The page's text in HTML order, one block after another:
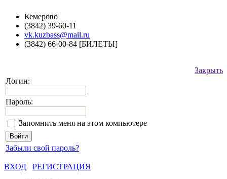
Кемерово
(3842) 39-60-11
vk.kuzbass@mail.ru
(3842) 66-00-84 [БИЛЕТЫ]
Закрыть
Логин:
Пароль:
Запомнить меня на этом компьютере
Забыли свой пароль?
ВХОД
РЕГИСТРАЦИЯ